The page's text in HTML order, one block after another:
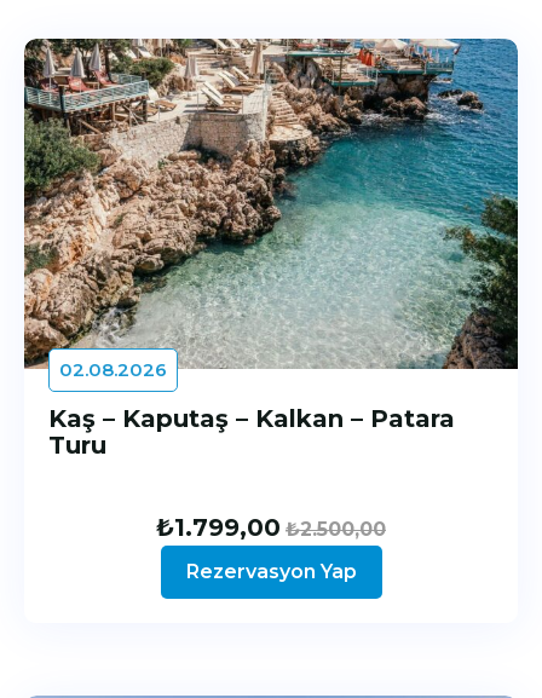
02.08.2026
Kaş – Kaputaş – Kalkan – Patara
Turu
₺1.799,00 ₺2.500,00
Rezervasyon Yap